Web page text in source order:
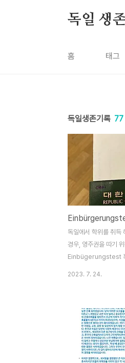
독일 생
홈 태그
독일생존기록 77
독일에서 학위를 취득
경우, 영주권을 따기
Einbügerungstest
에서도 Leben in
수 있었는데, 이제 사
그게 힘들어진 모양이
Einbügerungstest
2023. 7. 24.